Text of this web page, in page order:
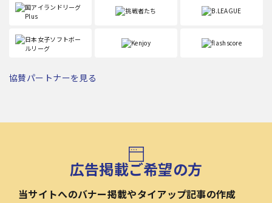
協賛パートナーを見る
広告掲載ご希望の方
当サイトへのバナー掲載やタイアップ記事の作成